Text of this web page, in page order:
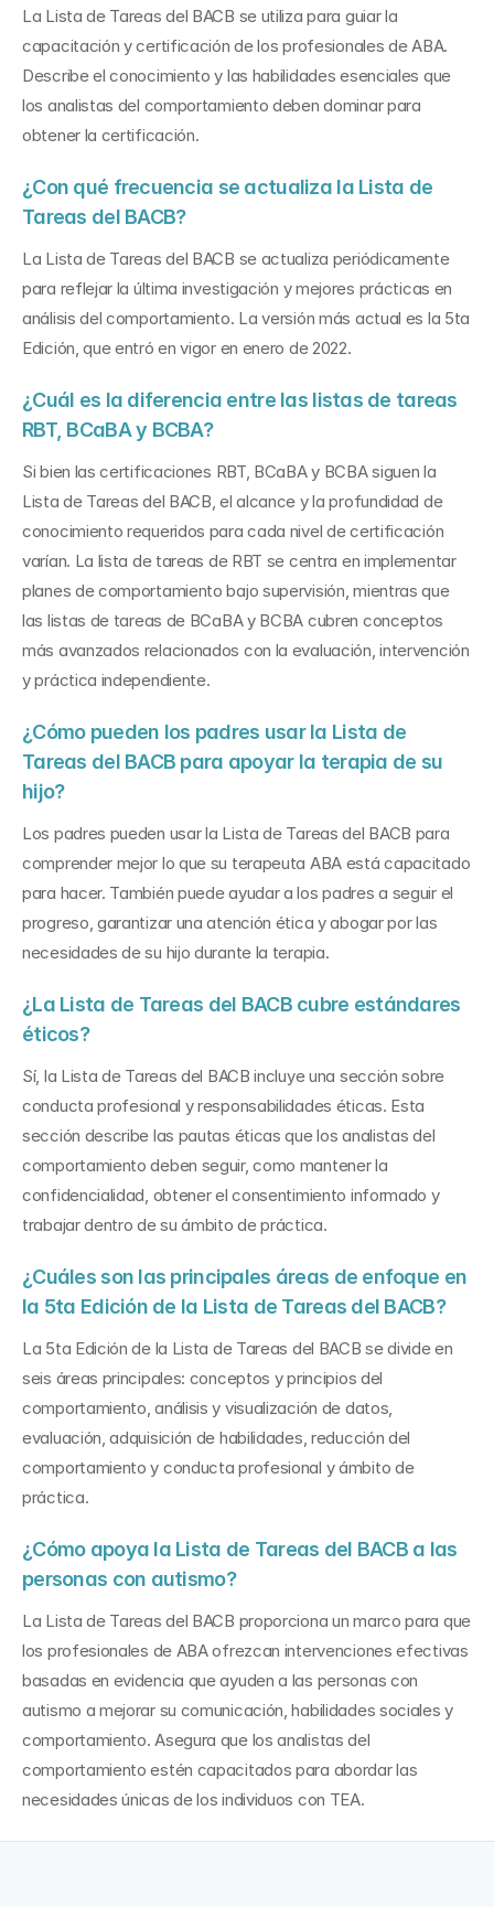
La Lista de Tareas del BACB se utiliza para guiar la
capacitación y certificación de los profesionales de ABA.
Describe el conocimiento y las habilidades esenciales que
los analistas del comportamiento deben dominar para
obtener la certificación.
¿Con qué frecuencia se actualiza la Lista de
Tareas del BACB?
La Lista de Tareas del BACB se actualiza periódicamente
para reflejar la última investigación y mejores prácticas en
análisis del comportamiento. La versión más actual es la 5ta
Edición, que entró en vigor en enero de 2022.
¿Cuál es la diferencia entre las listas de tareas
RBT, BCaBA y BCBA?
Si bien las certificaciones RBT, BCaBA y BCBA siguen la
Lista de Tareas del BACB, el alcance y la profundidad de
conocimiento requeridos para cada nivel de certificación
varían. La lista de tareas de RBT se centra en implementar
planes de comportamiento bajo supervisión, mientras que
las listas de tareas de BCaBA y BCBA cubren conceptos
más avanzados relacionados con la evaluación, intervención
y práctica independiente.
¿Cómo pueden los padres usar la Lista de
Tareas del BACB para apoyar la terapia de su
hijo?
Los padres pueden usar la Lista de Tareas del BACB para
comprender mejor lo que su terapeuta ABA está capacitado
para hacer. También puede ayudar a los padres a seguir el
progreso, garantizar una atención ética y abogar por las
necesidades de su hijo durante la terapia.
¿La Lista de Tareas del BACB cubre estándares
éticos?
Sí, la Lista de Tareas del BACB incluye una sección sobre
conducta profesional y responsabilidades éticas. Esta
sección describe las pautas éticas que los analistas del
comportamiento deben seguir, como mantener la
confidencialidad, obtener el consentimiento informado y
trabajar dentro de su ámbito de práctica.
¿Cuáles son las principales áreas de enfoque en
la 5ta Edición de la Lista de Tareas del BACB?
La 5ta Edición de la Lista de Tareas del BACB se divide en
seis áreas principales: conceptos y principios del
comportamiento, análisis y visualización de datos,
evaluación, adquisición de habilidades, reducción del
comportamiento y conducta profesional y ámbito de
práctica.
¿Cómo apoya la Lista de Tareas del BACB a las
personas con autismo?
La Lista de Tareas del BACB proporciona un marco para que
los profesionales de ABA ofrezcan intervenciones efectivas
basadas en evidencia que ayuden a las personas con
autismo a mejorar su comunicación, habilidades sociales y
comportamiento. Asegura que los analistas del
comportamiento estén capacitados para abordar las
necesidades únicas de los individuos con TEA.